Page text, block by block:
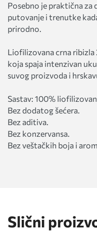
Posebno je praktična za
putovanje i trenutke
prirodno.
Liofilizovana crna
koja spaja intenzivan
suvog proizvoda i
Sastav: 100%
Bez dodatog šećera.
Bez aditiva.
Bez konzervansa.
Bez veštačkih boja i
Slični